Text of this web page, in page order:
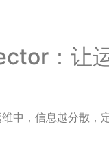
：让
中，信息越分散，